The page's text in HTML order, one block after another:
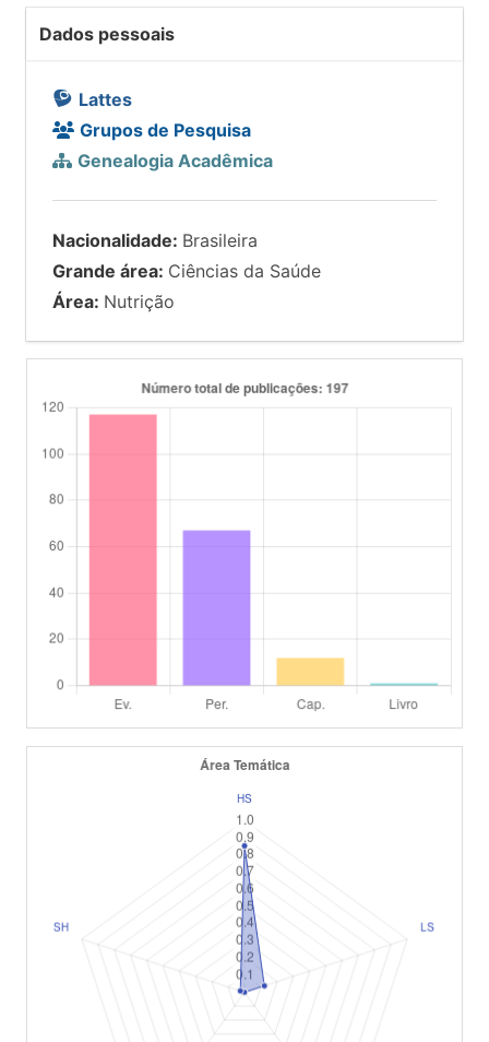
Dados pessoais
Lattes
Grupos de Pesquisa
Genealogia Acadêmica
Nacionalidade: Brasileira
Grande área: Ciências da Saúde
Área: Nutrição